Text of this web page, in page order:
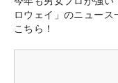
ロウェイ」のニュース
こちら！